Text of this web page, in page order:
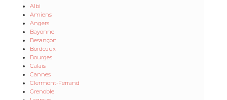
Albi
Amiens
Angers
Bayonne
Besançon
Bordeaux
Bourges
Calais
Cannes
Clermont-Ferrand
Grenoble